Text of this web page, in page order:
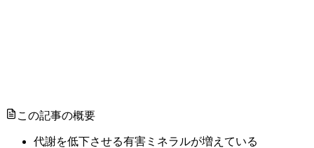
この記事の概要
代謝を低下させる有害ミネラルが増えている